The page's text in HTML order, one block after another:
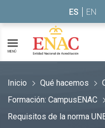
ES EN
MENÚ
Inicio Qué hacemos
Formación: CampusENAC
Requisitos de la norma